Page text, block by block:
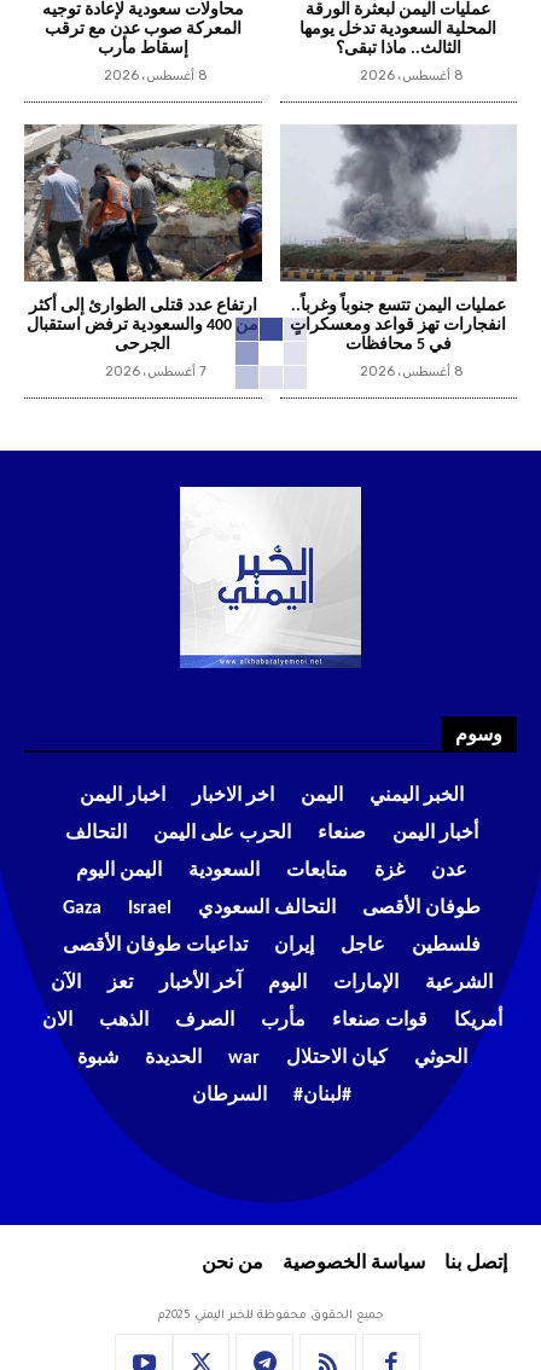
عمليات اليمن لبعثرة الورقة
المحلية السعودية تدخل يومها
الثالث.. ماذا تبقى؟
8 أغسطس، 2026
محاولات سعودية لإعادة توجيه
المعركة صوب عدن مع ترقب
إسقاط مأرب
8 أغسطس، 2026
عمليات اليمن تتسع جنوباً وغرباً..
انفجارات تهز قواعد ومعسكراتٍ
في 5 محافظات
8 أغسطس، 2026
ارتفاع عدد قتلى الطوارئ إلى أكثر
من 400 والسعودية ترفض استقبال
الجرحى
7 أغسطس، 2026
وسوم
الخبر اليمني اليمن اخر الاخبار
اخبار اليمن
أخبار اليمن
صنعاء الحرب على اليمن
التحالف
عدن
غزة متابعات السعودية
اليمن اليوم
طوفان الأقصى
التحالف السعودي Israel
Gaza
فلسطين
عاجل إيران
تداعيات طوفان الأقصى
الشرعية
الإمارات اليوم آخر الأخبار تعز
الآن
أمريكا
قوات صنعاء مأرب الصرف الذهب
الان
الحوثي
كيان الاحتلال war الحديدة
شبوة
#لبنان#
السرطان
إتصل بنا سياسة الخصوصية من نحن
جميع الحقوق محفوظة للخبر اليمني 2025م